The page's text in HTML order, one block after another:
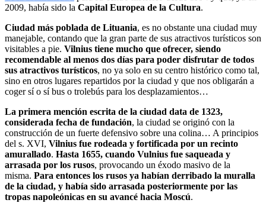
2009, había sido la Capital Europea de la Cultura.
Ciudad más poblada de Lituania, es no obstante una ciudad muy
manejable, contando que la gran parte de sus atractivos turísticos son
visitables a pie. Vilnius tiene mucho que ofrecer, siendo
recomendable al menos dos días para poder disfrutar de todos
sus atractivos turísticos, no ya solo en su centro histórico como tal,
sino en otros lugares repartidos por la ciudad y que nos obligarán a
coger sí o sí bus o trolebús para los desplazamientos…
La primera mención escrita de la ciudad data de 1323,
considerada fecha de fundación, la ciudad se originó con la
construcción de un fuerte defensivo sobre una colina… A principios
del s. XVI, Vilnius fue rodeada y fortificada por un recinto
amurallado. Hasta 1655, cuando Vulnius fue saqueada y
arrasada por los rusos, provocando un éxodo masivo de la
misma. Para entonces los rusos ya habían derribado la muralla
de la ciudad, y había sido arrasada posteriormente por las
tropas napoleónicas en su avancé hacia Moscú.